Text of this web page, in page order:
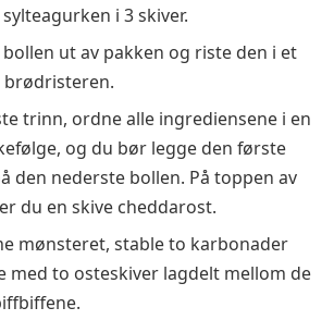
i 3 skiver.
ut av pakken og riste den i et
trinn, ordne alle ingrediensene i en
og du bør legge den første
den nederste bollen. På toppen av
du en skive cheddarost.
mønsteret, stable to karbonader
med to osteskiver lagdelt mellom de